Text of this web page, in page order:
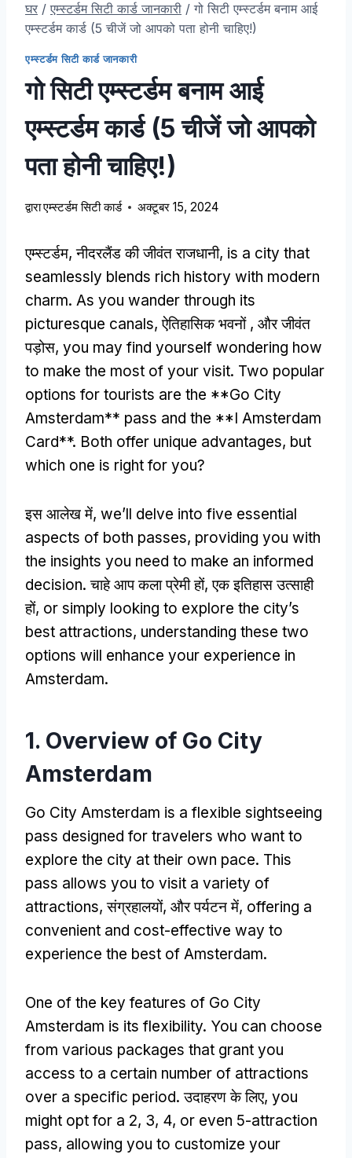
घर / एम्स्टर्डम सिटी कार्ड जानकारी / गो सिटी एम्स्टर्डम बनाम आई
एम्स्टर्डम कार्ड (5 चीजें जो आपको पता होनी चाहिए!)
एम्स्टर्डम सिटी कार्ड जानकारी
गो सिटी एम्स्टर्डम बनाम आई
एम्स्टर्डम कार्ड (5 चीजें जो आपको
पता होनी चाहिए!)
द्वाराएम्स्टर्डम सिटी कार्ड अक्टूबर 15, 2024
एम्स्टर्डम, नीदरलैंड की जीवंत राजधानी, is a city that
seamlessly blends rich history with modern
charm. As you wander through its
picturesque canals, ऐतिहासिक भवनों , और जीवंत
पड़ोस, you may find yourself wondering how
to make the most of your visit. Two popular
options for tourists are the **Go City
Amsterdam** pass and the **I Amsterdam
Card**. Both offer unique advantages, but
which one is right for you?
इस आलेख में, we’ll delve into five essential
aspects of both passes, providing you with
the insights you need to make an informed
decision. चाहे आप कला प्रेमी हों, एक इतिहास उत्साही
हों, or simply looking to explore the city’s
best attractions, understanding these two
options will enhance your experience in
Amsterdam.
1. Overview of Go City
Amsterdam
Go City Amsterdam is a flexible sightseeing
pass designed for travelers who want to
explore the city at their own pace. This
pass allows you to visit a variety of
attractions, संग्रहालयों, और पर्यटन में, offering a
convenient and cost-effective way to
experience the best of Amsterdam.
One of the key features of Go City
Amsterdam is its flexibility. You can choose
from various packages that grant you
access to a certain number of attractions
over a specific period. उदाहरण के लिए, you
might opt for a 2, 3, 4, or even 5-attraction
pass, allowing you to customize your